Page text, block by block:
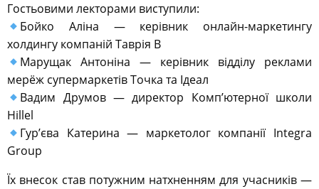
Гостьовими лекторами виступили:
Бойко Аліна — керівник онлайн-маркетингу
холдингу компаній Таврія В
Марущак Антоніна — керівник відділу реклами
мерёж супермаркетів Точка та Ідеал
Вадим Друмов — директор Комп’ютерної школи
Hillel
Гур’єва Катерина — маркетолог компанії Integra
Group
Їх внесок став потужним натхненням для учасників —